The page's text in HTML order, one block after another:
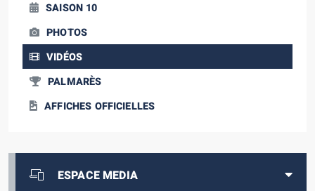
SAISON 10
PHOTOS
VIDÉOS
PALMARÈS
AFFICHES OFFICIELLES
ESPACE MEDIA